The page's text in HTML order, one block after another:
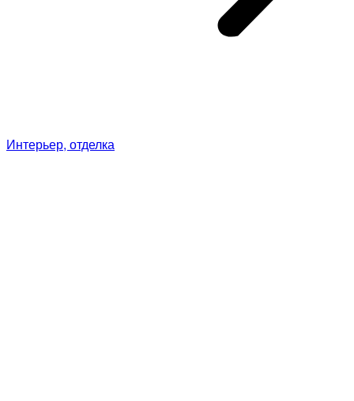
Интерьер, отделка